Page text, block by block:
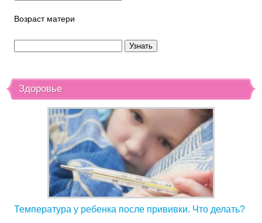
Возраст матери
Здоровье
Температура у ребенка после прививки. Что делать?